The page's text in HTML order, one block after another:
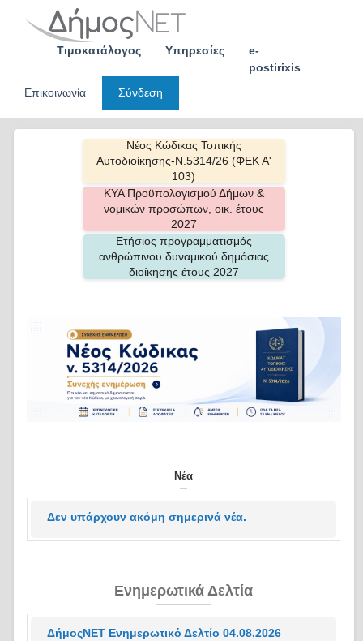
Τιμοκατάλογος Υπηρεσίες
e-
postirixis
Επικοινωνία
Σύνδεση
Νέος Κώδικας Τοπικής
Αυτοδιοίκησης-Ν.5314/26 (ΦΕΚ Α'
103)
ΚΥΑ Προϋπολογισμού Δήμων &
νομικών προσώπων, οικ. έτους
2027
Ετήσιος προγραμματισμός
ανθρώπινου δυναμικού δημόσιας
διοίκησης έτους 2027
Νέα
Δεν υπάρχουν ακόμη σημερινά νέα.
Ενημερωτικά Δελτία
ΔήμοςΝΕΤ Ενημερωτικό Δελτίο 04.08.2026